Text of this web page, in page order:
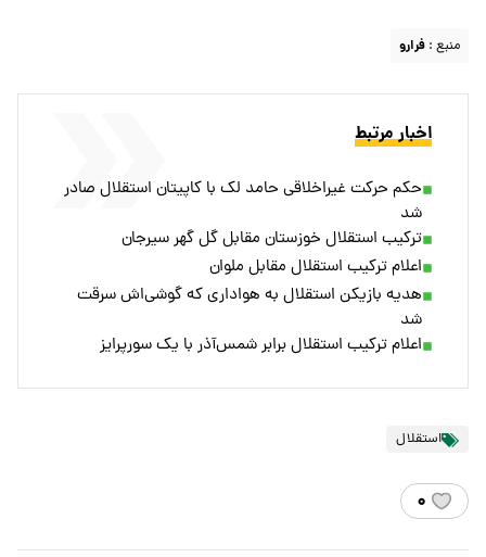
منبع : فرارو
اخبار مرتبط
حکم حرکت غیراخلاقی حامد لک با کاپیتان استقلال صادر
شد
ترکیب استقلال خوزستان مقابل گل گهر سیرجان
اعلام ترکیب استقلال مقابل ملوان
هدیه بازیکن استقلال به هواداری که گوشی‌اش سرقت
شد
اعلام ترکیب استقلال برابر شمس‌آذر با یک سورپرایز
استقلال
۰